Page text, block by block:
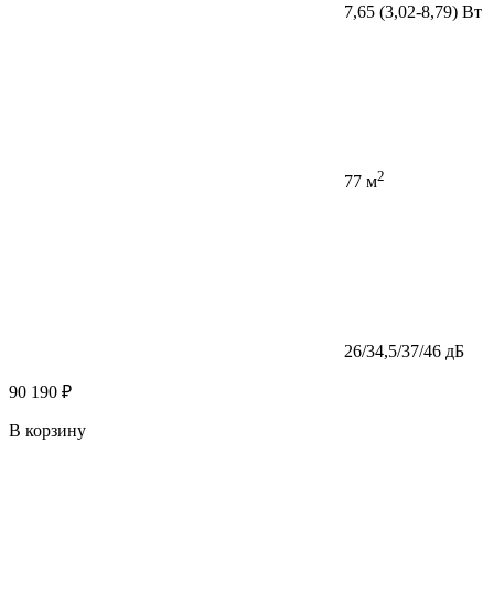
7,65 (3,02-8,79) Вт
77 м2
26/34,5/37/46 дБ
90 190 ₽
В корзину